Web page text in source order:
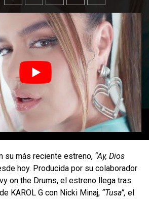
su más reciente estreno, “Ay, Dios
hoy. Producida por su colaborador
on the Drums, el estreno llega tras
KAROL G con Nicki Minaj, “Tusa”, el